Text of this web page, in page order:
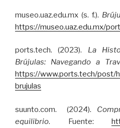
museo.uaz.edu.mx (s. f.).
https://museo.uaz.edu.mx/
ports.tech. (2023). La
Brújulas: Navegando a
https://www.ports.tech/post/
brujulas
suunto.com. (2024).
equilibrio. Fuente: